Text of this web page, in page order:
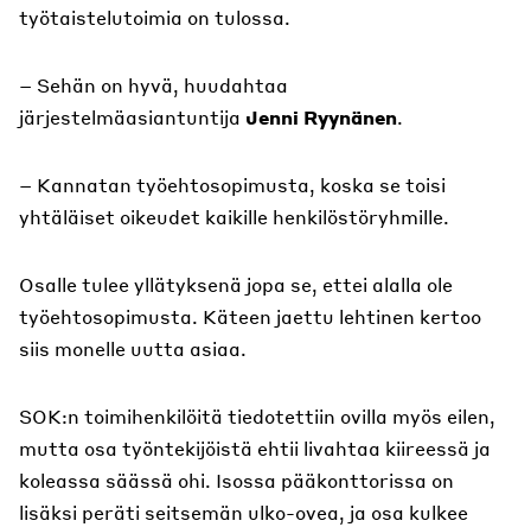
työtaistelutoimia on tulossa.
– Sehän on hyvä, huudahtaa
järjestelmäasiantuntija Jenni Ryynänen.
– Kannatan työehtosopimusta, koska se toisi
yhtäläiset oikeudet kaikille henkilöstöryhmille.
Osalle tulee yllätyksenä jopa se, ettei alalla ole
työehtosopimusta. Käteen jaettu lehtinen kertoo
siis monelle uutta asiaa.
SOK:n toimihenkilöitä tiedotettiin ovilla myös eilen,
mutta osa työntekijöistä ehtii livahtaa kiireessä ja
koleassa säässä ohi. Isossa pääkonttorissa on
lisäksi peräti seitsemän ulko-ovea, ja osa kulkee